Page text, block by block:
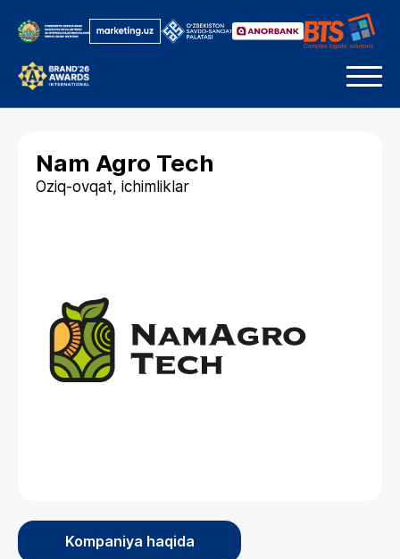
Nam Agro Tech
Oziq-ovqat, ichimliklar
Kompaniya haqida